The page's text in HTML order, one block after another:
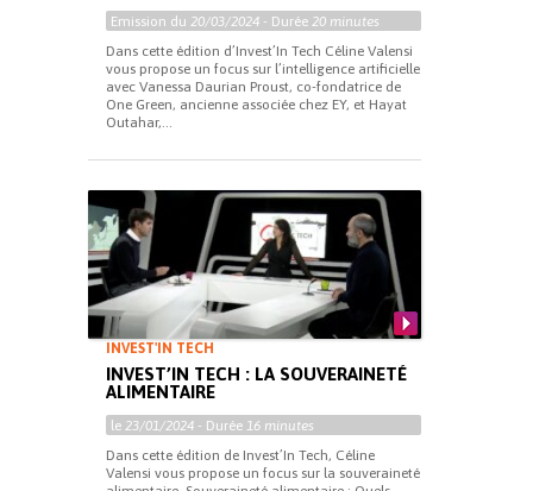
Emission du 20/03/2024 - Durée 20 minutes
Dans cette édition d’Invest’In Tech Céline Valensi
vous propose un focus sur l’intelligence artificielle
avec Vanessa Daurian Proust, co-fondatrice de
One Green, ancienne associée chez EY, et Hayat
Outahar,...
INVEST'IN TECH
INVEST’IN TECH : LA SOUVERAINETÉ
ALIMENTAIRE
le 23/01/2024 - Durée 16 minutes
Dans cette édition de Invest’In Tech, Céline
Valensi vous propose un focus sur la souveraineté